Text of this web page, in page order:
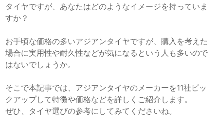
タイヤですが、あなたはどのようなイメージを持っていま
すか？
お手頃な価格の多いアジアンタイヤですが、購入を考えた
場合に実用性や耐久性などが気になるという人も多いので
はないでしょうか。
そこで本記事では、アジアンタイヤのメーカーを11社ピッ
クアップして特徴や価格などを詳しくご紹介します。
ぜひ、タイヤ選びの参考にしてみてくださいね。